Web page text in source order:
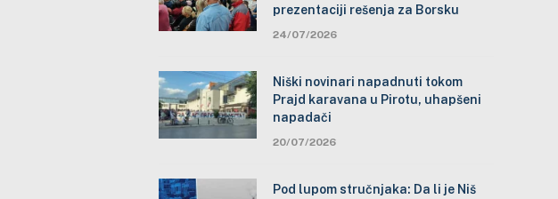
prezentaciji rešenja za Borsku
24/07/2026
Niški novinari napadnuti tokom
Prajd karavana u Pirotu, uhapšeni
napadači
20/07/2026
Pod lupom stručnjaka: Da li je Niš